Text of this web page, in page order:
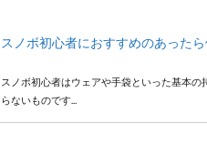
スノボ初心者におすすめのあった
スノボ初心者はウェアや手袋といった基本
らないものです...